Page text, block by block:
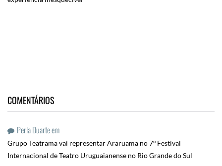
COMENTÁRIOS
Perla Duarteem
Grupo Teatrama vai representar Araruama no 7º Festival
Internacional de Teatro Uruguaianense no Rio Grande do Sul